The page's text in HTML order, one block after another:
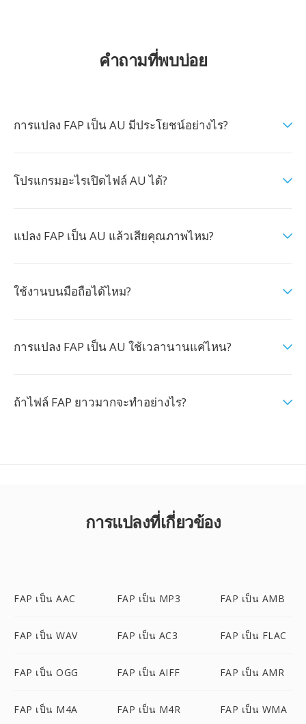
คำถามที่พบบ่อย
การแปลง FAP เป็น AU มีประโยชน์อย่างไร?
โปรแกรมอะไรเปิดไฟล์ AU ได้?
แปลง FAP เป็น AU แล้วเสียคุณภาพไหม?
ใช้งานบนมือถือได้ไหม?
การแปลง FAP เป็น AU ใช้เวลานานแค่ไหน?
ถ้าไฟล์ FAP ยาวมากจะทำอย่างไร?
การแปลงที่เกี่ยวข้อง
FAP เป็น AAC FAP เป็น MP3 FAP เป็น AMB
FAP เป็น WAV FAP เป็น AC3 FAP เป็น FLAC
FAP เป็น OGG FAP เป็น AIFF FAP เป็น AMR
FAP เป็น M4A FAP เป็น M4R FAP เป็น WMA